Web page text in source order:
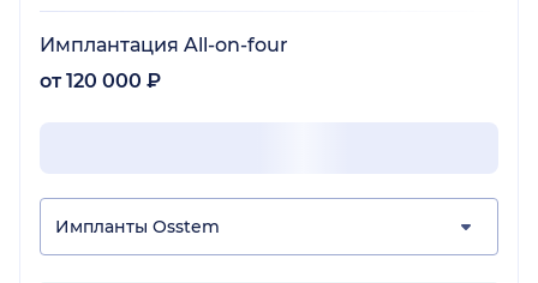
Имплантация All-on-four
от 120 000 ₽
Импланты Osstem